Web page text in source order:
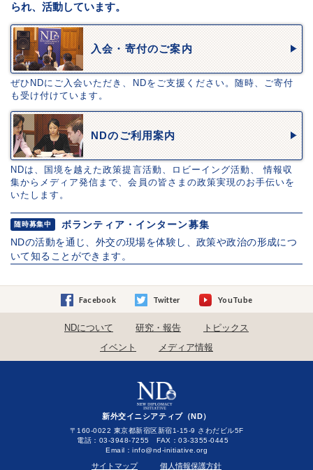
られ、活動しています。
入会・寄付のご案内
ぜひNDにご入会いただき、NDをご支援ください。随時、ご寄付
も受け付けています。
NDのご利用案内
NDは、国境を越えた政策提言活動、ロビーイング活動、 情報収
集からメディア発信まで、会員の皆さまの政策実現のお手伝いを
いたします。
随時募集中
ボランティア・インターン募集
NDの活動を通じ、外交の現場を体験し、政策や政治の形成につ
いて知ることができます。
Facebook Twitter YouTube
NDについて 研究・報告
トピックス
イベント
メディア情報
新外交イニシアティブ（ND）
〒160-0022 東京都新宿区新宿1-15-9 さわだビル5F
電話：03-3948-7255 FAX：03-3355-0445
Email：
サイトマップ 個人情報保護方針